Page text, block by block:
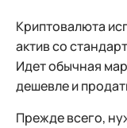
Криптовалюта
актив со
Идет обычная
дешевле и
Прежде всего,